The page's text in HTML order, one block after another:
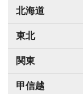
北海道
東北
関東
甲信越